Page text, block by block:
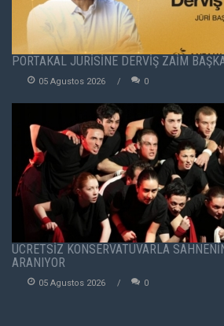
PORTAKAL JÜRİSİNE DERVİŞ ZAİM
05 Agustos 2026 0
ÜCRETSİZ KONSERVATUVARLA
ARANIYOR
05 Agustos 2026 0